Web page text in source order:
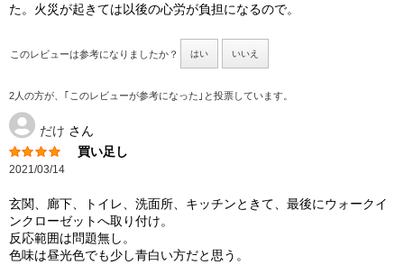
た。火災が起きては以後の心労が負担になるので。
このレビューは参考になりましたか？ はい いいえ
2人の方が、｢このレビューが参考になった｣と投票しています。
だけ さん
買い足し
2021/03/14
玄関、廊下、トイレ、洗面所、キッチンときて、最後にウォークイ
ンクローゼットへ取り付け。
反応範囲は問題無し。
色味は昼光色でも少し青白い方だと思う。